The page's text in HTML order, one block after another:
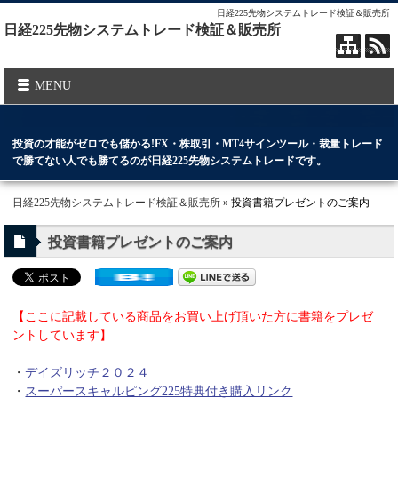
日経225先物システムトレード検証＆販売所
日経225先物システムトレード検証＆販売所
MENU
投資の才能がゼロでも儲かる!FX・株取引・MT4サインツール・裁量トレード
で勝てない人でも勝てるのが日経225先物システムトレードです。
日経225先物システムトレード検証＆販売所 » 投資書籍プレゼントのご案内
投資書籍プレゼントのご案内
【ここに記載している商品をお買い上げ頂いた方に書籍をプレゼ
ントしています】
・デイズリッチ２０２４
・ スーパースキャルピング225特典付き購入リンク